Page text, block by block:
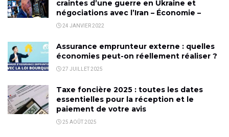
craintes d’une guerre en Ukraine et
négociations avec l’Iran – Économie –
24 JANVIER 2022
Assurance emprunteur externe : quelles
économies peut-on réellement réaliser ?
27 JUILLET 2025
Taxe foncière 2025 : toutes les dates
essentielles pour la réception et le
paiement de votre avis
25 AOÛT 2025